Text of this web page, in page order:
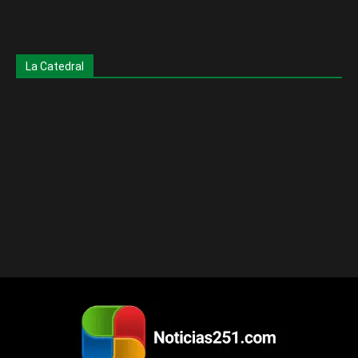
La Catedral